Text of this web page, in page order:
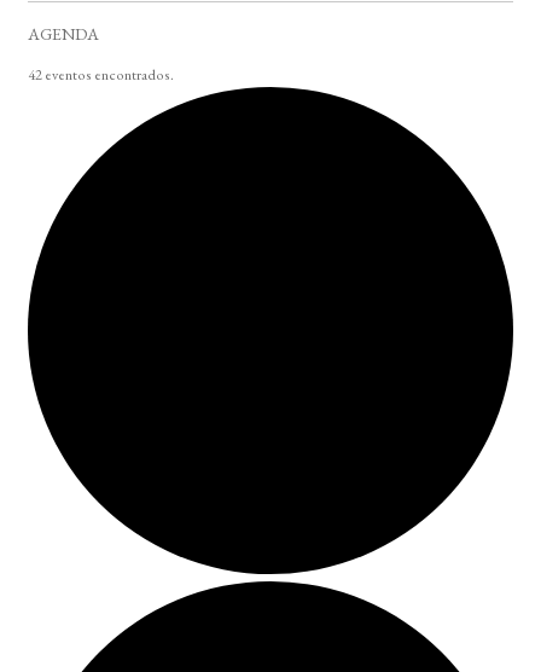
AGENDA
42 eventos encontrados.